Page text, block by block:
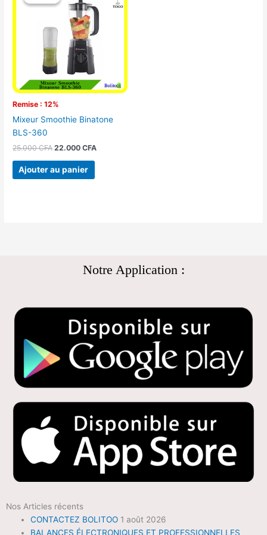
Remise : 12%
Mixeur Smoothie Binatone
BLS-360
25.000CFA
était :
25.000 CFA.
22.000CFA
est :
Ajouter au panier
Notre Application :
Nos Articles récents
CONTACTEZ BOLITOO 1 août 2026
BALANCES ÉLECTRONIQUES ET PROFESSIONNELLES